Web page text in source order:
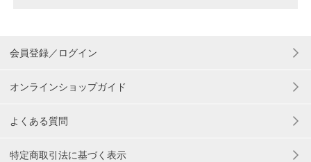
会員登録／ログイン
オンラインショップガイド
よくある質問
特定商取引法に基づく表示